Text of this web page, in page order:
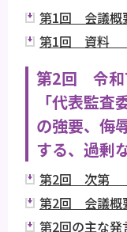
第1回 会議概
第1回 資料
第2回 令和
「代表監
の強要、侮
する、過剰
第2回 次第
第2回 会議概
第2回の主な